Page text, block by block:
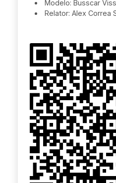
Modelo: Busscar
Relator: Alex Correa